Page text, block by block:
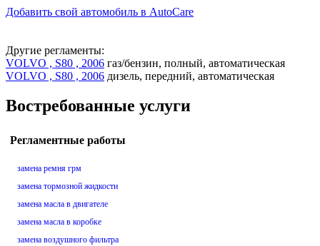
Добавить свой автомобиль в AutoCare
Другие регламенты:
VOLVO , S80 , 2006 газ/бензин, полный, автоматическая
VOLVO , S80 , 2006 дизель, передний, автоматическая
Востребованные услуги
Регламентные работы
замена ремня грм
замена тормозной жидкости
замена масла в двигателе
замена масла в коробке
замена воздушного фильтра